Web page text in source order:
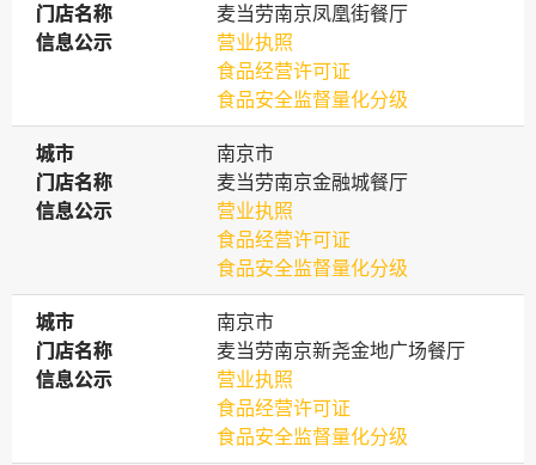
门店名称
门店名称
麦当劳南京凤凰街餐厅
信息公示
信息公示
营业执照
食品经营许可证
食品安全监督量化分级
城市
城市
南京市
门店名称
门店名称
麦当劳南京金融城餐厅
信息公示
信息公示
营业执照
食品经营许可证
食品安全监督量化分级
城市
城市
南京市
门店名称
门店名称
麦当劳南京新尧金地广场餐厅
信息公示
信息公示
营业执照
食品经营许可证
食品安全监督量化分级